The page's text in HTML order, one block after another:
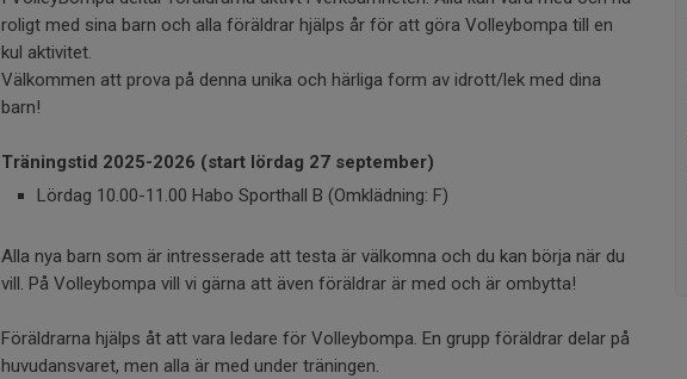
roligt med sina barn och alla föräldrar hjälps år för att göra Volleybompa till en
kul aktivitet.
Välkommen att prova på denna unika och härliga form av idrott/lek med dina
barn!
Träningstid 2025-2026 (start lördag 27 september)
Lördag 10.00-11.00 Habo Sporthall B (Omklädning: F)
Alla nya barn som är intresserade att testa är välkomna och du kan börja när du
vill. På Volleybompa vill vi gärna att även föräldrar är med och är ombytta!
Föräldrarna hjälps åt att vara ledare för Volleybompa. En grupp föräldrar delar på
huvudansvaret, men alla är med under träningen.